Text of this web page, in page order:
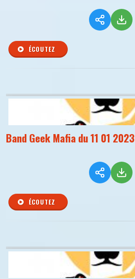
ÉCOUTEZ
Band Geek Mafia du 11 01 2023
ÉCOUTEZ